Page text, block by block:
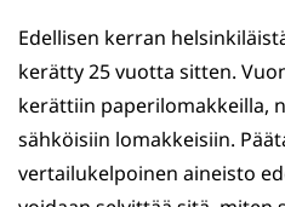
Edellisen kerran
kerätty 25 vuotta sitten.
kerättiin paperilomakkeilla,
sähköisiin lomakkeisiin.
vertailukelpoinen aineisto